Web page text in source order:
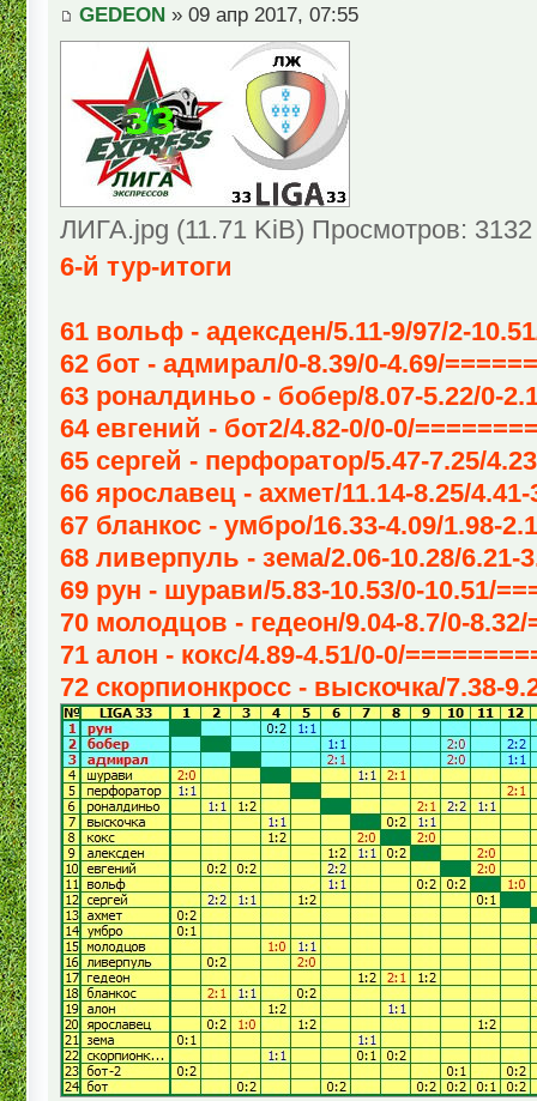
GEDEON » 09 апр 2017, 07:55
ЛИГА.jpg (11.71 KiB) Просмотров: 3132
6-й тур-итоги
61 вольф - адексден/5.11-9/97/2-
62 бот - адмирал/0-8.39/0-4.69/
63 роналдиньо - бобер/8.07-5.22/0-
64 евгений - бот2/4.82-0/0-0/
65 сергей - перфоратор/5.47-7.25/
66 ярославец - ахмет/11.14-8.25/
67 бланкос - умбро/16.33-4.09/1.98-
68 ливерпуль - зема/2.06-10.28/6.21-
69 рун - шурави/5.83-10.53/0-10.51/
70 молодцов - гедеон/9.04-8.7/0-8.32/
71 алон - кокс/4.89-4.51/0-0/
72 скорпионкросс - выскочка/7.38-